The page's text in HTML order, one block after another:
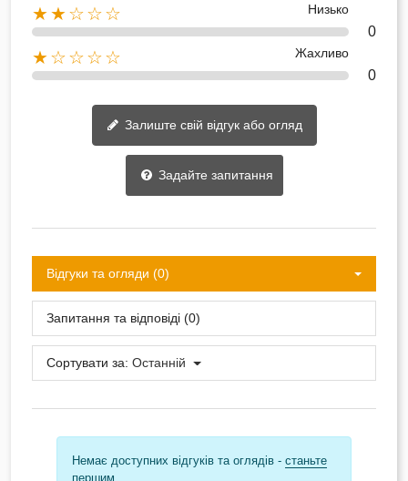
★★☆☆☆ Низько
0
★☆☆☆☆ Жахливо
0
Залиште свій відгук або огляд
Задайте запитання
Відгуки та огляди (0)
Запитання та відповіді (0)
Сортувати за: Останній
Немає доступних відгуків та оглядів - станьте
першим